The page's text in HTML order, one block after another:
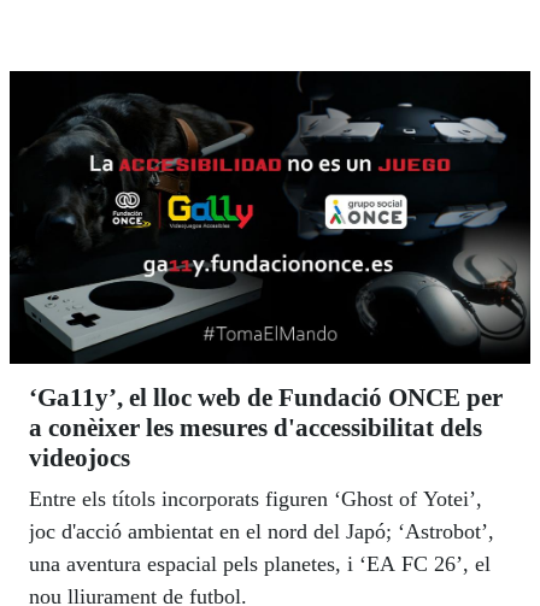
‘Ga11y’, el lloc web de Fundació ONCE per
a conèixer les mesures d'accessibilitat dels
videojocs
Entre els títols incorporats figuren ‘Ghost of Yotei’,
joc d'acció ambientat en el nord del Japó; ‘Astrobot’,
una aventura espacial pels planetes, i ‘EA FC 26’, el
nou lliurament de futbol.